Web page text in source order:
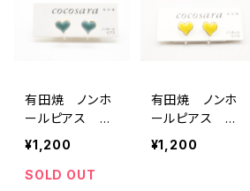
有田焼 ノンホ
ールピアス ハ
ート1
¥1,200
SOLD OUT
有田焼 ノンホ
ールピアス ハ
ート2
¥1,200